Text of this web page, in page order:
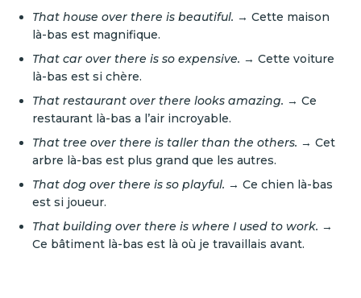
That house over there is beautiful. → Cette maison
là-bas est magnifique.
That car over there is so expensive. → Cette voiture
là-bas est si chère.
That restaurant over there looks amazing. → Ce
restaurant là-bas a l’air incroyable.
That tree over there is taller than the others. → Cet
arbre là-bas est plus grand que les autres.
That dog over there is so playful. → Ce chien là-bas
est si joueur.
That building over there is where I used to work. →
Ce bâtiment là-bas est là où je travaillais avant.